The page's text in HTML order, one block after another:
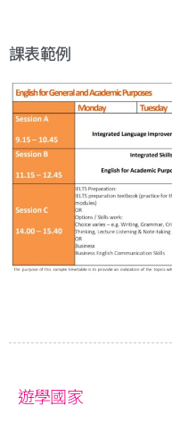
課表範例
遊學國家